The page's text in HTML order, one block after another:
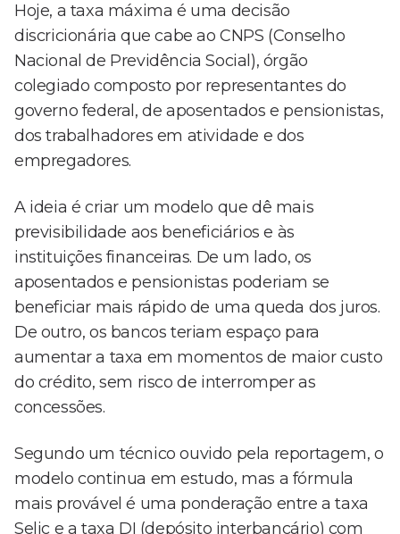
Hoje, a taxa máxima é uma decisão
discricionária que cabe ao CNPS (Conselho
Nacional de Previdência Social), órgão
colegiado composto por representantes do
governo federal, de aposentados e pensionistas,
dos trabalhadores em atividade e dos
empregadores.
A ideia é criar um modelo que dê mais
previsibilidade aos beneficiários e às
instituições financeiras. De um lado, os
aposentados e pensionistas poderiam se
beneficiar mais rápido de uma queda dos juros.
De outro, os bancos teriam espaço para
aumentar a taxa em momentos de maior custo
do crédito, sem risco de interromper as
concessões.
Segundo um técnico ouvido pela reportagem, o
modelo continua em estudo, mas a fórmula
mais provável é uma ponderação entre a taxa
Selic e a taxa DI (depósito interbancário) com